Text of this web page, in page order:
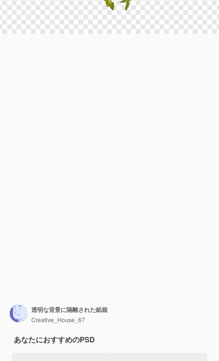
透明な背景に隔離された紙箱
Creative_House_67
あなたにおすすめのPSD